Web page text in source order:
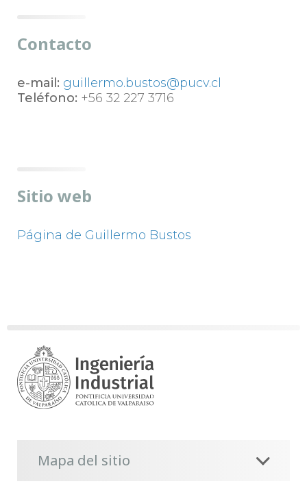
Contacto
e-mail: guillermo.bustos@pucv.cl
Teléfono: +56 32 227 3716
Sitio web
Página de Guillermo Bustos
Mapa del sitio